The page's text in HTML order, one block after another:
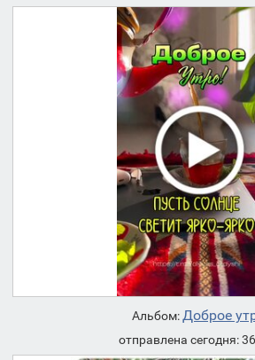
Альбом:Доброе
отправлена сегодня: